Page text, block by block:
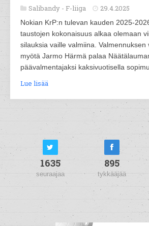
Salibandy - F-liiga 29.4.2025
Nokian KrP:n tulevan kauden 2025-
taustojen kokonaisuus alkaa olemaan
silauksia vaille valmiina. Valmennuksen
myötä Jarmo Härmä palaa
päävalmentajaksi kaksivuotisella
Lue lisää
1635
seuraajaa
895
tykkääjää